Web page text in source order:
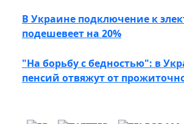
В Украине подключение к
подешевеет на 20%
"На борьбу с бедностью": в
пенсий отвяжут от